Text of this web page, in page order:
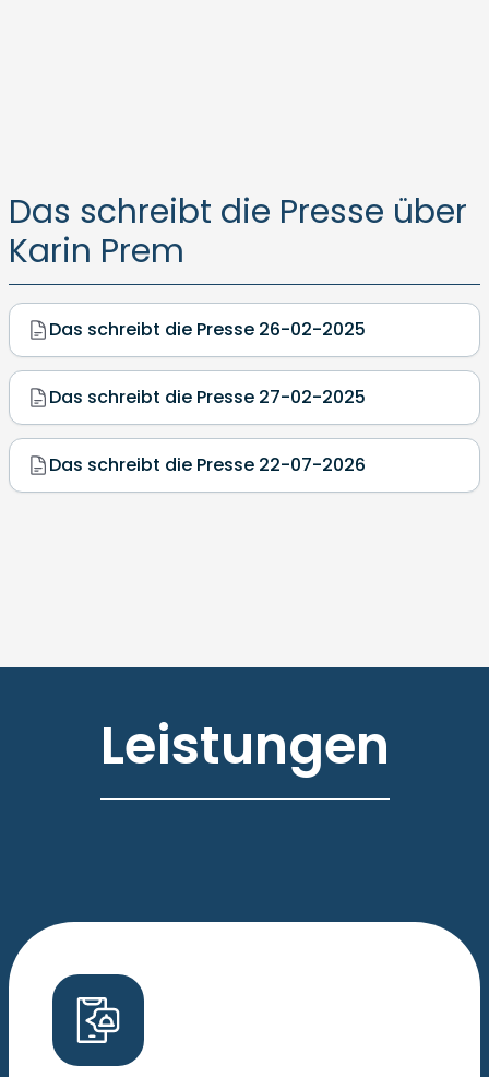
Das schreibt die Presse über
Karin Prem
Das schreibt die Presse 26-02-2025
Das schreibt die Presse 27-02-2025
Das schreibt die Presse 22-07-2026
Leistungen